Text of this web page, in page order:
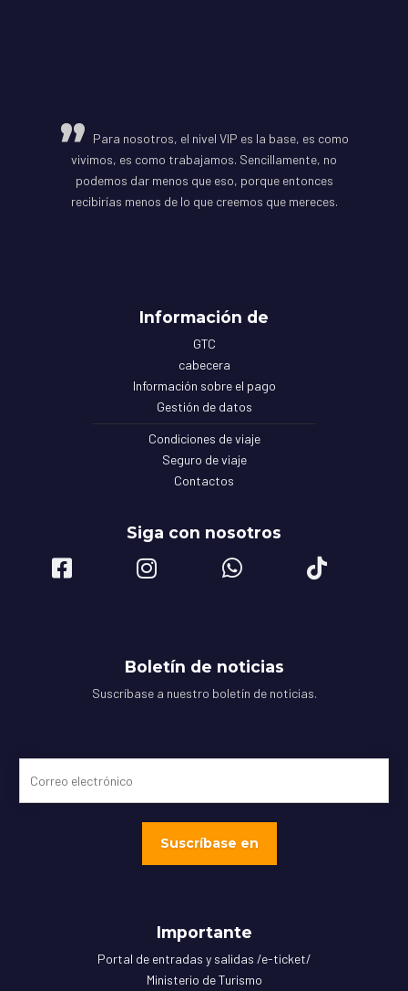
Para nosotros, el nivel VIP es la base, es como
vivimos, es como trabajamos. Sencillamente, no
podemos dar menos que eso, porque entonces
recibirías menos de lo que creemos que mereces.
Información de
GTC
cabecera
Información sobre el pago
Gestión de datos
Condiciones de viaje
Seguro de viaje
Contactos
Siga con nosotros
Boletín de noticias
Suscríbase a nuestro boletín de noticias.
Importante
Portal de entradas y salidas /e-ticket/
Ministerio de Turismo